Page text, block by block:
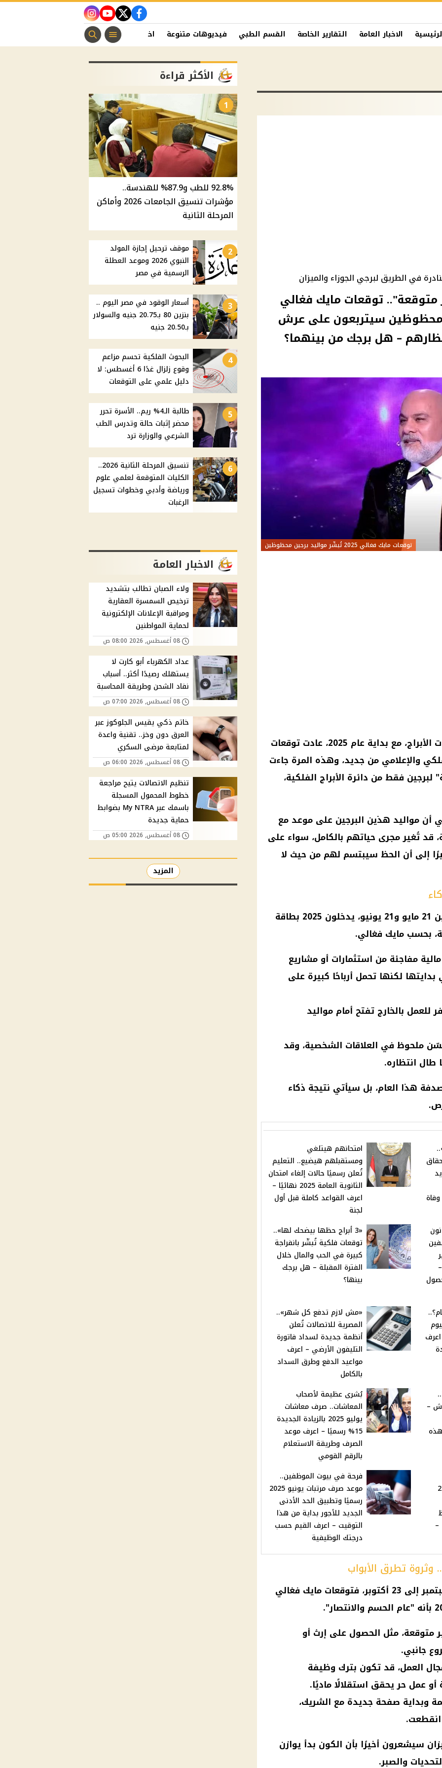
facebook
twitter
youtube
instagram
الاخبار العامة التقارير الخاصة القسم الطبي فيديوهات متنوعة اخبار الفن منوعات مسيحية
في الطريق لبرجي الجوزاء والميزان
متوقعة".. توقعات مايك فغالي
محظوظين سيتربعون على عرش
– هل برجك من بينهما؟
توقعات مايك فغالي 2025 تُبشّر مواليد برجين محظوظين
توقعات مايك فغالي 2025، توقعات الأبراج، مع بداية عام 2025، عادت توقعات
والإعلامي من جديد، وهذه المرة جاءت
فقط من دائرة الأبراج الفلكية،
أن مواليد هذين البرجين على موعد مع
قد تُغير مجرى حياتهم بالكامل، سواء على
إلى أن الحظ سيبتسم لهم من حيث لا
مواليد برج الجوزاء، المولودون بين 21 مايو و21 يونيو، يدخلون 2025 بطاقة
بحسب مايك فغالي.
مفاجئة من استثمارات أو مشاريع
لكنها تحمل أرباحًا كبيرة على
بالخارج تفتح أمام مواليد
ملحوظ في العلاقات الشخصية، وقد
انتظاره.
هذا العام، بل سيأتي نتيجة ذكاء
امتحانهم هيتلغي
ومستقبلهم هيضيع.. التعليم
تُعلن رسميًا حالات إلغاء امتحان
الثانوية العامة 2025 نهائيًا –
اعرف القواعد كاملة قبل أول
لجنة
–
«3 أبراج حظها بيضحك لها»..
توقعات فلكية تُبشّر بانفراجة
كبيرة في الحب والمال خلال
الفترة المقبلة – هل برجك
بينها؟
2025 – اعرف
«مش لازم تدفع كل شهر»..
المصرية للاتصالات تُعلن
أنظمة جديدة لسداد فاتورة
التليفون الأرضي – اعرف
مواعيد الدفع وطرق السداد
بالكامل
–
في هذه
بُشرى عظيمة لأصحاب
المعاشات.. صرف معاشات
يوليو 2025 بالزيادة الجديدة
15% رسميًا – اعرف موعد
الصرف وطريقة الاستعلام
بالرقم القومي
–
فرحة في بيوت الموظفين..
موعد صرف مرتبات يونيو 2025
رسميًا وتطبيق الحد الأدنى
الجديد للأجور بداية من هذا
التوقيت – اعرف القيم حسب
درجتك الوظيفية
أما مواليد برج الميزان، من 23 سبتمبر إلى 23 أكتوبر، فتوقعات مايك فغالي
متوقعة، مثل الحصول على إرث أو
جانبي.
العمل، قد تكون بترك وظيفة
عمل حر يحقق استقلالًا ماديًا.
وبداية صفحة جديدة مع الشريك،
انقطعت.
سيشعرون أخيرًا بأن الكون بدأ يوازن
والصبر.
الأكثر قراءة
1
92.8% للطب و87.9% للهندسة..
مؤشرات تنسيق الجامعات 2026 وأماكن
المرحلة الثانية
2
موقف ترحيل إجازة المولد
النبوي 2026 وموعد العطلة
الرسمية في مصر
3
أسعار الوقود في مصر اليوم ..
بنزين 80 بـ20.75 جنيه والسولار
بـ20.50 جنيه
4
البحوث الفلكية تحسم مزاعم
وقوع زلزال غدًا 6 أغسطس: لا
دليل علمي على التوقعات
5
طالبة الـ4% ريم.. الأسرة تحرر
محضر إثبات حالة وتدرس الطب
الشرعي والوزارة ترد
6
تنسيق المرحلة الثانية 2026..
الكليات المتوقعة لعلمي علوم
ورياضة وأدبي وخطوات تسجيل
الرغبات
الاخبار العامة
ولاء الصبان تطالب بتشديد
ترخيص السمسرة العقارية
ومراقبة الإعلانات الإلكترونية
لحماية المواطنين
08 أغسطس, 2026 08:00 ص
عداد الكهرباء أبو كارت لا
يستهلك رصيدًا أكثر.. أسباب
نفاد الشحن وطريقة المحاسبة
08 أغسطس, 2026 07:00 ص
خاتم ذكي يقيس الجلوكوز عبر
العرق دون وخز.. تقنية واعدة
لمتابعة مرضى السكري
08 أغسطس, 2026 06:00 ص
تنظيم الاتصالات يتيح مراجعة
خطوط المحمول المسجلة
باسمك عبر My NTRA بضوابط
حماية جديدة
08 أغسطس, 2026 05:00 ص
المزيد